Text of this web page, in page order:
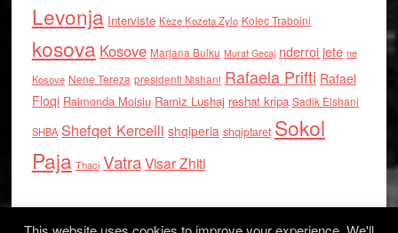
Levonja Interviste Keze Kozeta Zylo Kolec Traboini
kosova Kosove Marjana Bulku Murat Gecaj nderroi jete ne
Kosove Nene Tereza presidenti Nishani Rafaela Prifti Rafael
Floqi Raimonda Moisiu Ramiz Lushaj reshat kripa Sadik Elshani
SHBA Shefqet Kercelli shqiperia shqiptaret Sokol
Paja Thaci VatraVisar Zhiti